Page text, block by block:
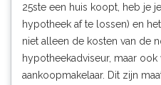
25ste een huis koopt, heb je
hypotheek af te lossen) en
niet alleen de kosten van de
hypotheekadviseur, maar
aankoopmakelaar. Dit zijn